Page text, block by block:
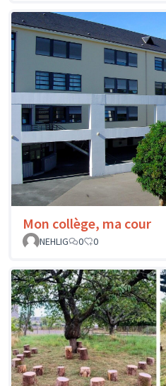
Mon collège, ma cour
NEHLIG
0 0